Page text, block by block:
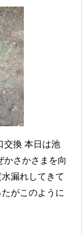
交換 本日は池
かさかさまを向
漏れしてきて
がこのように